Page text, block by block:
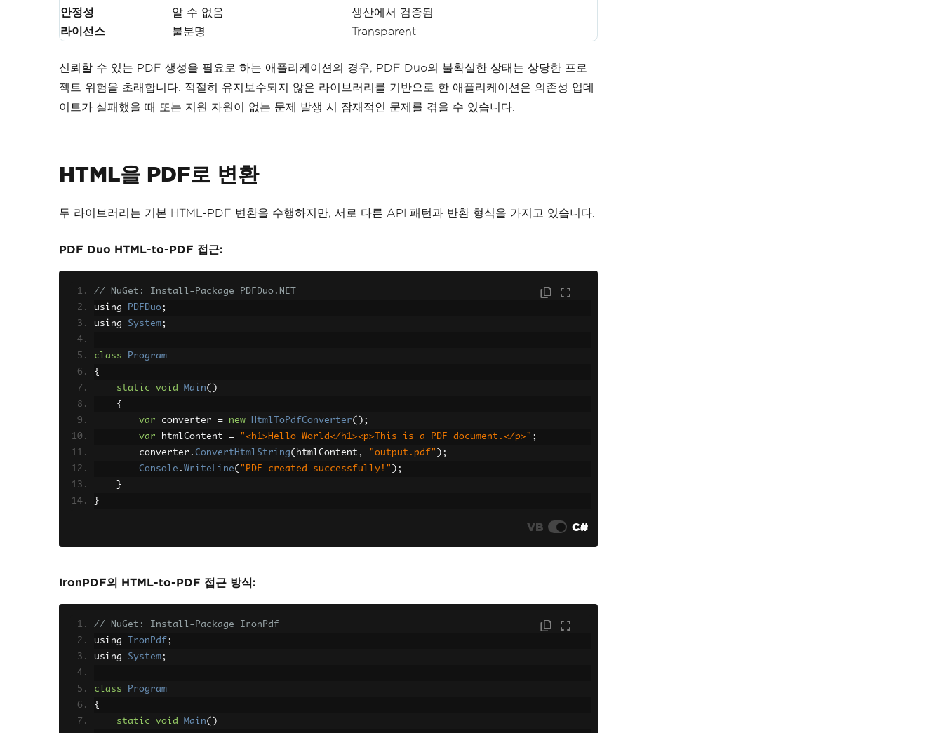
안정성
알 수 없음
생산에서 검증됨
라이선스
불분명 Transparent
신뢰할 수 있는 PDF 생성을 필요로 하는 애플리케이션의 경우, PDF Duo의 불확실한 상태는 상당한 프로
젝트 위험을 초래합니다. 적절히 유지보수되지 않은 라이브러리를 기반으로 한 애플리케이션은 의존성 업데
이트가 실패했을 때 또는 지원 자원이 없는 문제 발생 시 잠재적인 문제를 겪을 수 있습니다.
HTML을 PDF로 변환
두 라이브러리는 기본 HTML-PDF 변환을 수행하지만, 서로 다른 API 패턴과 반환 형식을 가지고 있습니다.
PDF Duo HTML-to-PDF 접근:
// NuGet: Install-Package PDFDuo.NET
using
PDFDuo;
using System;
class
Program
{
static
void Main()
{
var converter = new HtmlToPdfConverter();
var htmlContent = "<h1>Hello World</h1><p>This is a PDF document.</p>" ;
        converter
. ConvertHtmlString( htmlContent , "output.pdf" );
Console . WriteLine( "PDF created successfully!" );
}
}
VB C#
IronPDF의 HTML-to-PDF 접근 방식:
// NuGet: Install-Package IronPdf
using IronPdf ;
using System;
class
Program
{
static
void Main()